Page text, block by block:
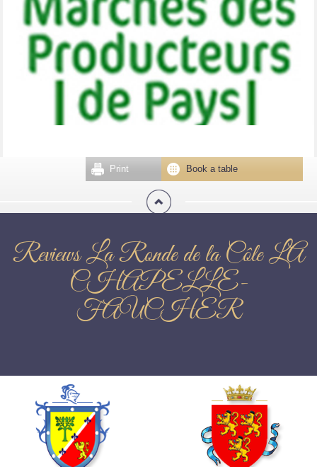
Book a table
Print
Reviews La Ronde de la Côle LA
CHAPELLE-
FAUCHER